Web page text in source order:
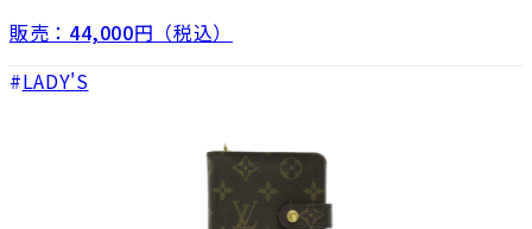
販売： 44,000円（税込）
LADY'S